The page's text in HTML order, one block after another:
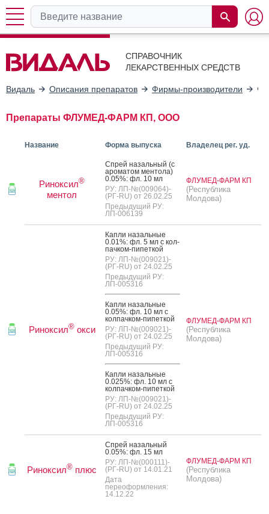
СПРАВОЧНИК
ЛЕКАРСТВЕННЫХ СРЕДСТВ
Видаль Описания препаратов Фирмы-производители
Препараты ФЛУМЕД-ФАРМ КП, OOO
Название Форма выпуска Владелец рег. уд.
Риноксил®
ментол
Спрей на­заль­ный (с
аро­матом мен­то­ла)
0.05%: фл. 10 мл
РУ: ЛП-№(009064)-
(РГ-RU) от 26.02.25
Предыдущий РУ:
ЛП-006139
ФЛУМЕД-ФАРМ КП
(Республика
Молдова)
Риноксил®окси
Кап­ли на­заль­ные
0.01%: фл. 5 мл с кол­
пачком-пи­пет­кой
РУ: ЛП-№(009021)-
(РГ-RU) от 24.02.25
Предыдущий РУ:
ЛП-005316
Кап­ли на­заль­ные
0.05%: фл. 10 мл с
кол­пачком-пи­пет­кой
РУ: ЛП-№(009021)-
(РГ-RU) от 24.02.25
Предыдущий РУ:
ЛП-005316
Кап­ли на­заль­ные
0.025%: фл. 10 мл с
кол­пачком-пи­пет­кой
РУ: ЛП-№(009021)-
(РГ-RU) от 24.02.25
Предыдущий РУ:
ЛП-005316
ФЛУМЕД-ФАРМ КП
(Республика
Молдова)
Риноксил® плюс
Спрей на­заль­ный
0.05%: фл. 15 мл
РУ: ЛП-№(000111)-
(РГ-RU) от 14.01.21
Дата
переоформления:
14.12.22
ФЛУМЕД-ФАРМ КП
(Республика
Молдова)